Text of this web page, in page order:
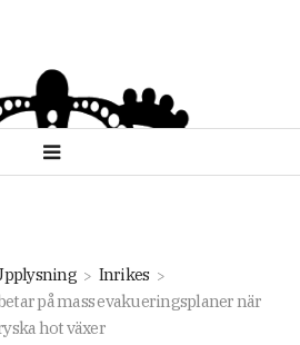
Inrikes
på mass evakueringsplaner när
hot växer